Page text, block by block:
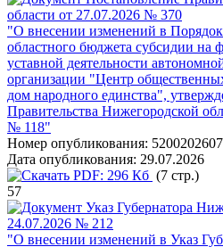
области от 27.07.2026 № 370
"О внесении изменений в Порядок
областного бюджета субсидии на
уставной деятельности
организации "Центр
дом народного единства",
Правительства Нижегородской
№ 118"
Номер опубликования:
Дата опубликования: 29.07.2026
PDF: 296 Кб (7 стр.)
57
Указ Губернатора
24.07.2026 № 212
"О внесении изменений в Указ